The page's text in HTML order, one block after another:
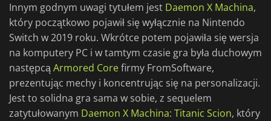
Innym godnym uwagi tytułem jest Daemon X Machina,
który początkowo pojawił się wyłącznie na Nintendo
Switch w 2019 roku. Wkrótce potem pojawiła się wersja
na komputery PC i w tamtym czasie gra była duchowym
następcąArmored Corefirmy FromSoftware,
prezentując mechy i koncentrując się na personalizacji.
Jest to solidna gra sama w sobie, z sequelem
zatytułowanym Daemon X Machina: Titanic Scion, który